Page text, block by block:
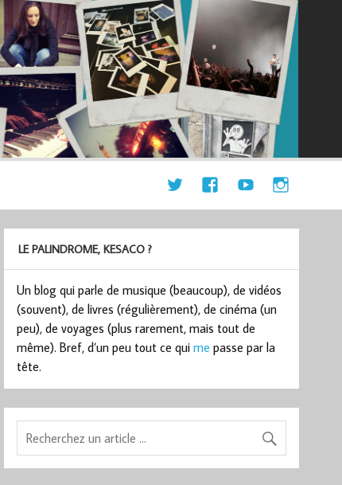
LE PALINDROME, KESACO ?
Un blog qui parle de musique (beaucoup), de vidéos
(souvent), de livres (régulièrement), de cinéma (un
peu), de voyages (plus rarement, mais tout de
même). Bref, d’un peu tout ce quime passe par la
tête.